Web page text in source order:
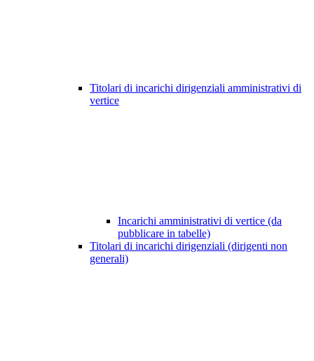
Titolari di incarichi dirigenziali amministrativi di
vertice
Incarichi amministrativi di vertice (da
pubblicare in tabelle)
Titolari di incarichi dirigenziali (dirigenti non
generali)